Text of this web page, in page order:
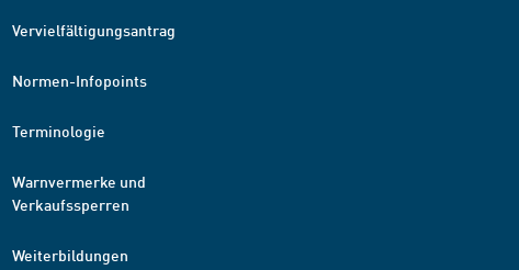
Vervielfältigungsantrag
Normen-Infopoints
Terminologie
Warnvermerke und
Verkaufssperren
Weiterbildungen